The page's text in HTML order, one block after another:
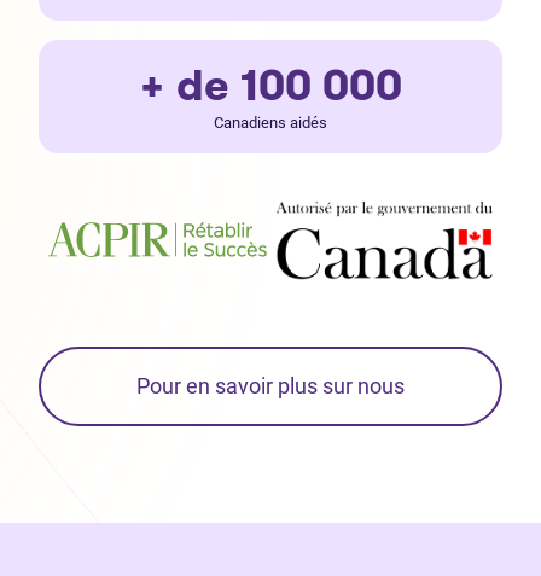
+ de 100 000
Canadiens aidés
Pour en savoir plus sur nous